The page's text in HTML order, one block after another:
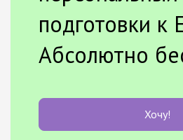
подготовки к
Абсолютно
Хочу!